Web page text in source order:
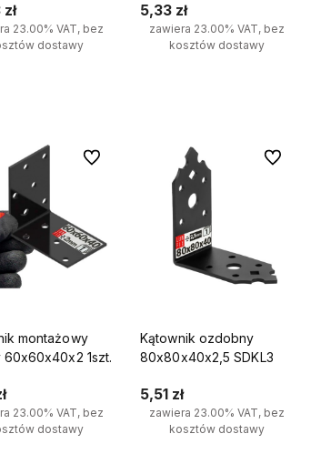
23.00% VAT, bez
dostawy
5,33 zł
zawiera 23.00% VAT, bez
kosztów dostawy
montażowy
60x60x40x2 1szt.
23.00% VAT, bez
dostawy
Do ulubionych
Kątownik ozdobny
80x80x40x2,5 SDKL3
5,51 zł
zawiera 23.00% VAT, bez
kosztów dostawy
Do